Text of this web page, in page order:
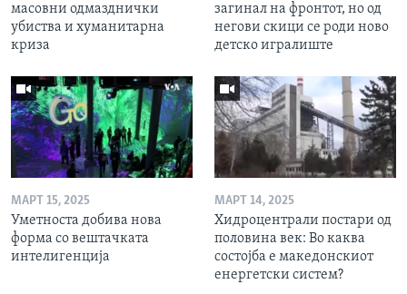
масовни одмазднички
убиства и хуманитарна
криза
загинал на фронтот, но од
негови скици се роди ново
детско игралиште
МАРТ 15, 2025
Уметноста добива нова
форма со вештачката
интелигенција
МАРТ 14, 2025
Хидроцентрали постари од
половина век: Во каква
состојба е македонскиот
енергетски систем?